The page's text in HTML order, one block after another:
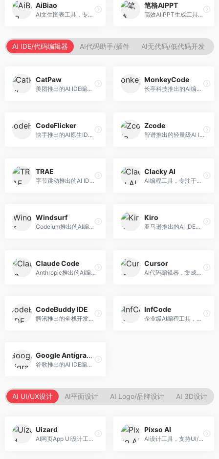
AiBiao
AI文生图表工具，专注于数据可视化展示。面向数据分析师和职场人士，提供图表生成、数据可视化、PPT嵌入等服务，数据展示专业。
笔格AIPPT
高效AI PPT生成工具，专注于演示文稿智能创作。面向职场人士，支持主题输入、内容生成、设计美化等功能，PPT制作效率高。
AI IDE/代码编辑器 AI代码助手/插件 AI无代码/低代码开发
CatPaw
美团推出的AI IDE编程工具，专注于本地开发生态。面向开发者，提供智能代码补全、代码生成、项目管理等服务，本地开发体验好。
MonkeyCode
长亭科技推出的AI编程助手，专注于安全开发。面向开发者，提供代码生成、安全检测、漏洞修复等服务，安全开发能力强。
CodeFlicker
快手推出的AI原生IDE，专注于短视频相关开发。面向快手生态开发者，提供代码生成、调试辅助等服务，与快手开发生态深度整合。
Zcode
智谱推出的轻量级AI IDE，基于GLM模型。面向开发者，提供智能代码补全、代码生成、错误检测等服务，中文编程支持好。
TRAE
字节跳动推出的AI IDE编程工具，深度集成大模型能力。面向开发者，提供智能代码补全、代码解释、重构优化等服务，编程效率显著提升。
Clacky AI
AI编程工具，专注于代码智能生成与优化。面向开发者，提供代码生成、代码重构、错误修复等服务，编程效率高。
Windsurf
Codeium推出的AI编程工具，专注于代码智能辅助。面向开发者，提供代码补全、代码生成、代码解释等服务，多语言支持完善。
Kiro
亚马逊推出的AI IDE，深度整合AWS云服务。面向AWS开发者，提供代码生成、云服务集成、部署自动化等服务，与AWS生态无缝衔接。
Claude Code
Anthropic推出的AI编程工具，基于Claude模型。面向开发者，提供代码生成、代码审查、调试辅助等服务，代码质量高，推理能力强。
Cursor
AI代码编辑器，集成GPT-4模型，专注于智能编程辅助。面向开发者，提供代码生成、代码解释、错误修复等服务，编程体验流畅，开发效率高。
CodeBuddy IDE
腾讯推出的全栈开发AI IDE，整合腾讯云服务。面向开发者，提供代码生成、调试辅助、部署服务等功能，与腾讯云生态深度整合。
InfCode
企业级AI编程工具，专注于团队协作开发。面向企业开发团队，提供代码生成、代码审查、团队协作等服务，企业级功能完善。
Google Antigravity
谷歌推出的AI IDE编程智能体，整合Google Cloud服务。面向谷歌生态开发者，提供智能编程辅助、云服务集成等功能。
AI UI/UX设计 AI平面设计 AI Logo/品牌设计 AI 3D设计
Uizard
AI网页App UI设计工具，专注于快速界面生成。面向产品经理和设计师，提供线框图转UI、界面生成、设计优化等服务，设计速度快。
Pixso AI
AI设计工具，支持UI/UX设计全流程。面向设计师和产品团队，提供界面生成、设计优化、协作评审等服务，国产替代方案，团队协作便捷。